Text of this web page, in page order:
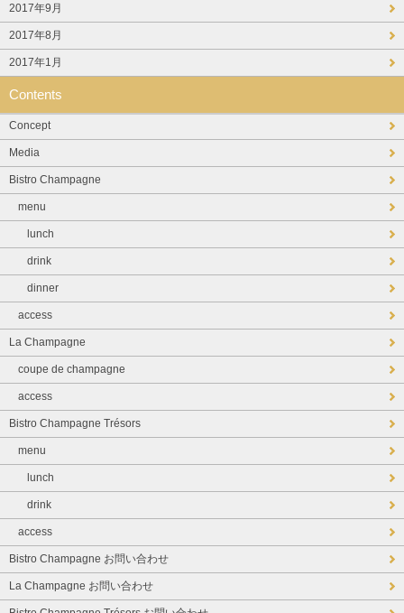
2017年9月
2017年8月
2017年1月
Contents
Concept
Media
Bistro Champagne
menu
lunch
drink
dinner
access
La Champagne
coupe de champagne
access
Bistro Champagne Trésors
menu
lunch
drink
access
Bistro Champagne お問い合わせ
La Champagne お問い合わせ